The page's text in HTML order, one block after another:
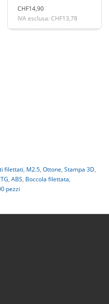
CHF14,90
IVA esclusa: CHF13,78
filettati, M2.5, Ottone, Stampa 3D,
, ABS, Boccola filettata,
pezzi